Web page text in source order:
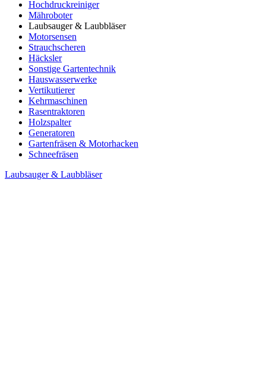
Hochdruckreiniger
Mähroboter
Laubsauger & Laubbläser
Motorsensen
Strauchscheren
Häcksler
Sonstige Gartentechnik
Hauswasserwerke
Vertikutierer
Kehrmaschinen
Rasentraktoren
Holzspalter
Generatoren
Gartenfräsen & Motorhacken
Schneefräsen
Laubsauger & Laubbläser